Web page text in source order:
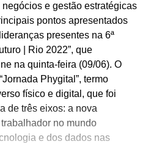
e gestão estratégicas
pontos apresentados
presentes na 6ª
| Rio 2022”, que
na quinta-feira (09/06). O
Phygital”, termo
físico e digital, que foi
de três eixos: a nova
no mundo
e dos dados nas